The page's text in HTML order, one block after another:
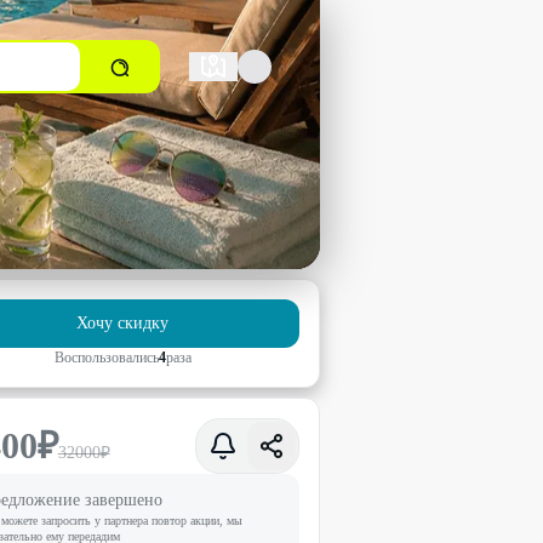
Хочу скидку
Воспользовались4раза
₽32000₽
завершено
запросить у партнера повтор акции, мы
ему передадим